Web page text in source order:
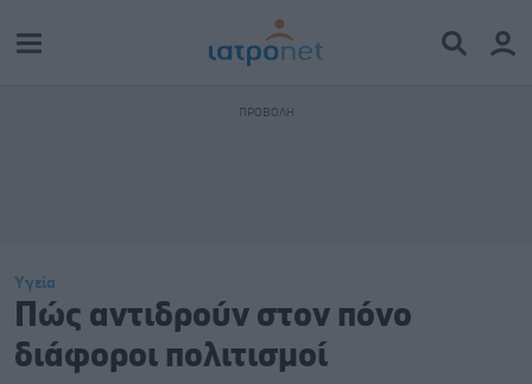
Υγεία
Πώς αντιδρούν στον πόνο
διάφοροι πολιτισμοί